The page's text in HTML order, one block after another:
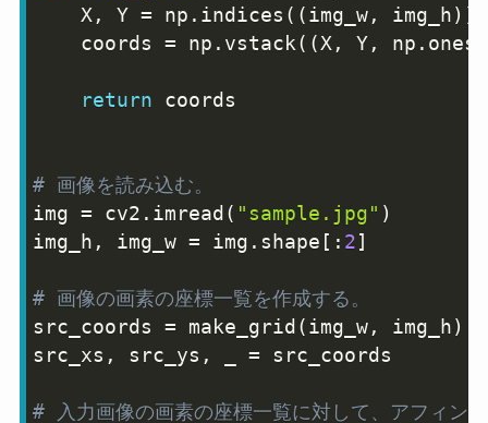
    X
, Y = np . indices ( (img_w, img_h) )
    coords
= np . vstack( (X, Y, np .
return coords
# 画像を読み込む。
img = cv2 . imread ( "sample.jpg" )
img_h , img_w = img . shape [ : 2]
# 画像の画素の座標一覧を作成する。
src_coords = make_grid (img_w, img_h)
src_xs , src_ys , = src_coords
# 入力画像の画素の座標一覧に対して、アフィン